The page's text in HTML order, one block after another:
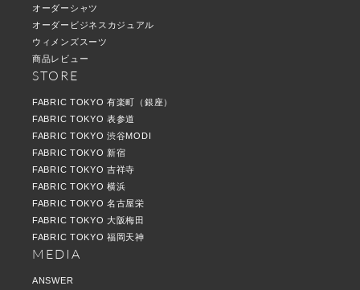
オーダーシャツ
オーダービジネスカジュアル
ウィメンズスーツ
商品レビュー
STORE
FABRIC TOKYO 有楽町（銀座）
FABRIC TOKYO 表参道
FABRIC TOKYO 渋谷MODI
FABRIC TOKYO 新宿
FABRIC TOKYO 吉祥寺
FABRIC TOKYO 横浜
FABRIC TOKYO 名古屋栄
FABRIC TOKYO 大阪梅田
FABRIC TOKYO 福岡天神
MEDIA
ANSWER